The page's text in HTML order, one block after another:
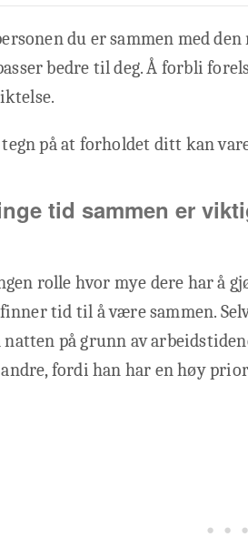
du er sammen med
bedre til deg. Å forbli
på at forholdet ditt kan
tid sammen er
rolle hvor mye dere har å
tid til å være sammen.
på grunn av
fordi han har en høy